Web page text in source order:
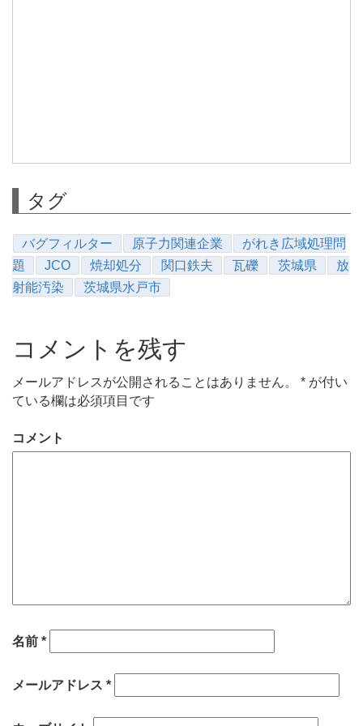
タグ
バグフィルター 原子力関連企業
がれき広域処理問
題
JCO 焼却処分 関口鉄夫 瓦礫 茨城県
放
射能汚染
茨城県水戸市
コメントを残す
メールアドレスが公開されることはありません。 * が付い
ている欄は必須項目です
コメント
名前 *
メールアドレス *